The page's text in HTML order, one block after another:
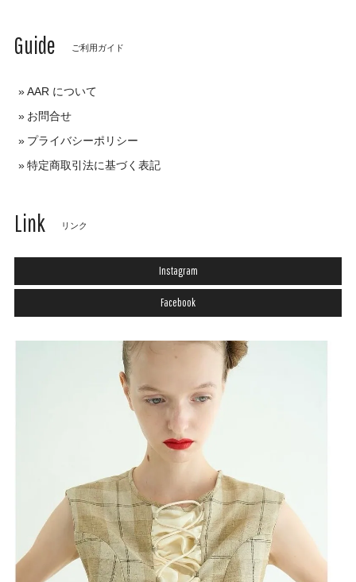
Guide ご利用ガイド
AAR について
お問合せ
プライバシーポリシー
特定商取引法に基づく表記
Link リンク
Instagram
Facebook